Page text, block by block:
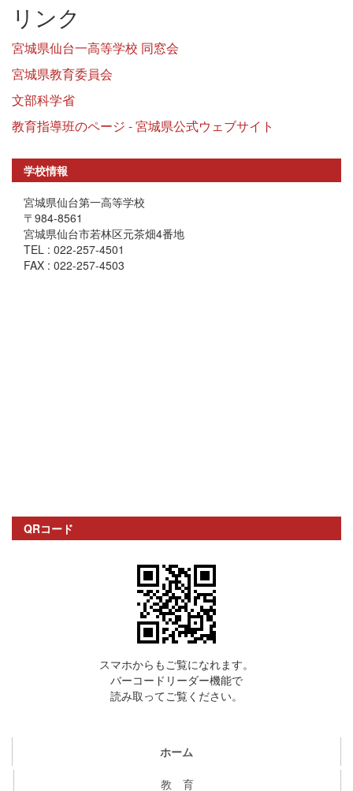
リンク
宮城県仙台一高等学校 同窓会
宮城県教育委員会
文部科学省
教育指導班のページ - 宮城県公式ウェブサイト
学校情報
宮城県仙台第一高等学校
〒984-8561
宮城県仙台市若林区元茶畑4番地
TEL : 022-257-4501
FAX : 022-257-4503
QRコード
スマホからもご覧になれます。
バーコードリーダー機能で
読み取ってご覧ください。
ホーム
教 育